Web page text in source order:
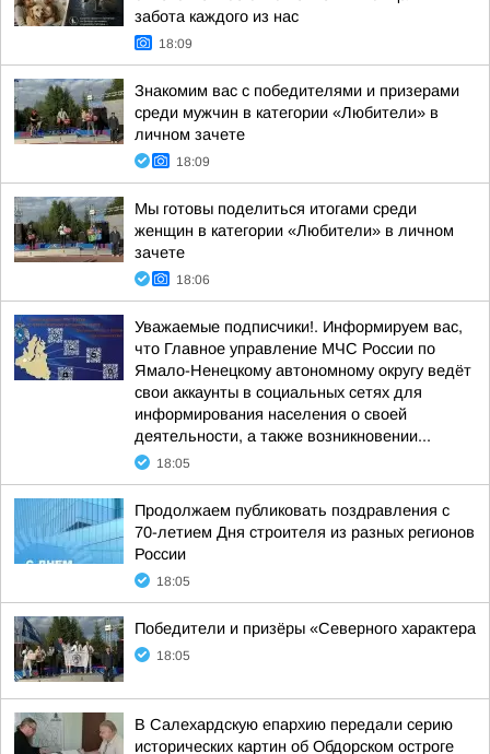
забота каждого из нас
18:09
Знакомим вас с победителями и призерами
среди мужчин в категории «Любители» в
личном зачете
18:09
Мы готовы поделиться итогами среди
женщин в категории «Любители» в личном
зачете
18:06
Уважаемые подписчики!. Информируем вас,
что Главное управление МЧС России по
Ямало-Ненецкому автономному округу ведёт
свои аккаунты в социальных сетях для
информирования населения о своей
деятельности, а также возникновении...
18:05
Продолжаем публиковать поздравления с
70-летием Дня строителя из разных регионов
России
18:05
Победители и призёры «Северного характера
18:05
В Салехардскую епархию передали серию
исторических картин об Обдорском остроге